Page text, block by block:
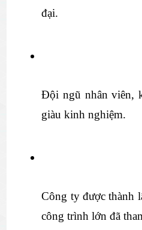
đại.
Đội ngũ nhân viên,
giàu kinh nghiệm.
Công ty được thành
công trình lớn đã